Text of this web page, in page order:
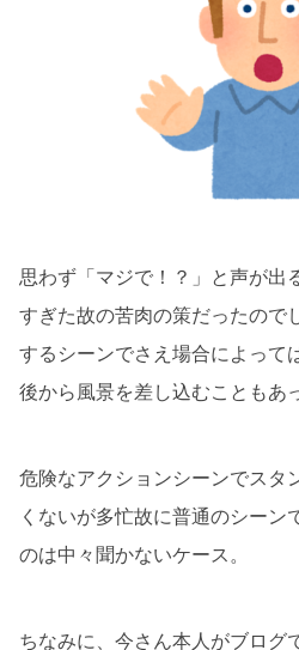
思わず「マジで！？」と声が出
すぎた故の苦肉の策だったので
するシーンでさえ場合によって
後から風景を差し込むこともあ
危険なアクションシーンでスタ
くないが多忙故に普通のシーン
のは中々聞かないケース。
ちなみに、今さん本人がブログ